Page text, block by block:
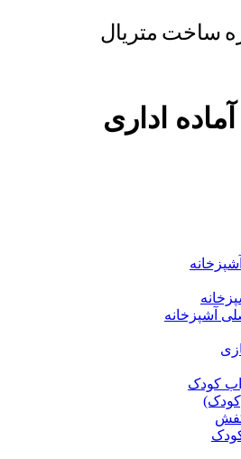
ساخت متریال
اداری
آشپزخانه
کودک